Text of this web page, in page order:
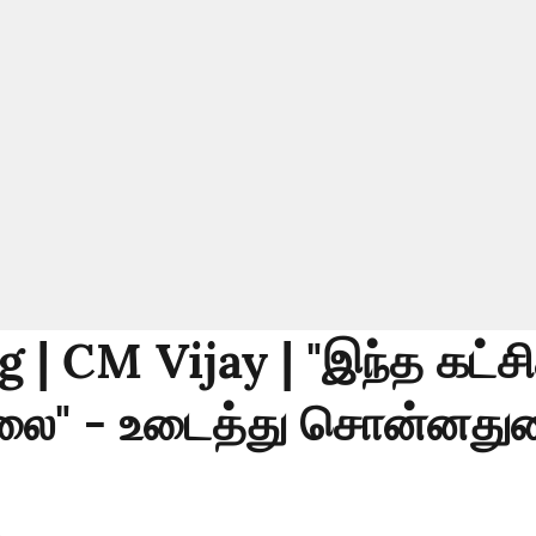
| CM Vijay | "இந்த
- உடைத்து